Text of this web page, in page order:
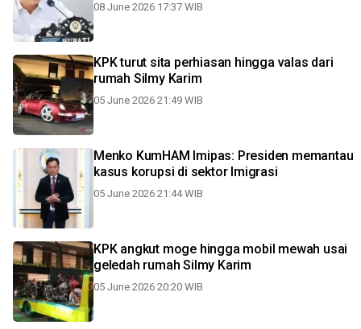
08 June 2026 17:37 WIB
KPK turut sita perhiasan hingga valas dari
rumah Silmy Karim
05 June 2026 21:49 WIB
Menko KumHAM Imipas: Presiden memantau
kasus korupsi di sektor Imigrasi
05 June 2026 21:44 WIB
KPK angkut moge hingga mobil mewah usai
geledah rumah Silmy Karim
05 June 2026 20:20 WIB